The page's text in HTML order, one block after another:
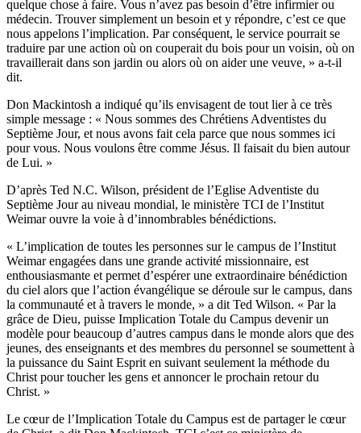
quelque chose à faire. Vous n’avez pas besoin d’être infirmier ou
médecin. Trouver simplement un besoin et y répondre, c’est ce que
nous appelons l’implication. Par conséquent, le service pourrait se
traduire par une action où on couperait du bois pour un voisin, où on
travaillerait dans son jardin ou alors où on aider une veuve, » a-t-il
dit.
Don Mackintosh a indiqué qu’ils envisagent de tout lier à ce très
simple message : « Nous sommes des Chrétiens Adventistes du
Septième Jour, et nous avons fait cela parce que nous sommes ici
pour vous. Nous voulons être comme Jésus. Il faisait du bien autour
de Lui. »
D’après Ted N.C. Wilson, président de l’Eglise Adventiste du
Septième Jour au niveau mondial, le ministère TCI de l’Institut
Weimar ouvre la voie à d’innombrables bénédictions.
« L’implication de toutes les personnes sur le campus de l’Institut
Weimar engagées dans une grande activité missionnaire, est
enthousiasmante et permet d’espérer une extraordinaire bénédiction
du ciel alors que l’action évangélique se déroule sur le campus, dans
la communauté et à travers le monde, » a dit Ted Wilson. « Par la
grâce de Dieu, puisse Implication Totale du Campus devenir un
modèle pour beaucoup d’autres campus dans le monde alors que des
jeunes, des enseignants et des membres du personnel se soumettent à
la puissance du Saint Esprit en suivant seulement la méthode du
Christ pour toucher les gens et annoncer le prochain retour du
Christ. »
Le cœur de l’Implication Totale du Campus est de partager le cœur